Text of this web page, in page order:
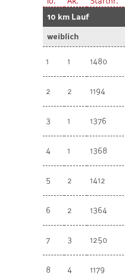
10 km Lauf
weiblich
1 1 1480
2 2 1194
3 1 1376
4 1 1368
5 2 1412
6 2 1364
7 3 1250
8 4 1179